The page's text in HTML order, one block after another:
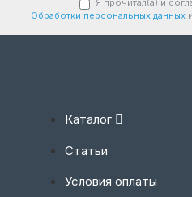
Я прочитал(а) и
Обработки персональных данныхи
Каталог
Статьи
Условия оплаты